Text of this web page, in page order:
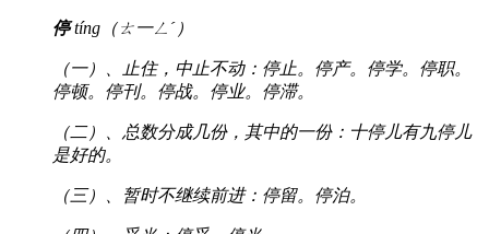
停tíng（ㄊ一ㄥˊ）
（一）、止住，中止不动：停止。停产。停学。停职。
停顿。停刊。停战。停业。停滞。
（二）、总数分成几份，其中的一份：十停儿有九停儿
是好的。
（三）、暂时不继续前进：停留。停泊。